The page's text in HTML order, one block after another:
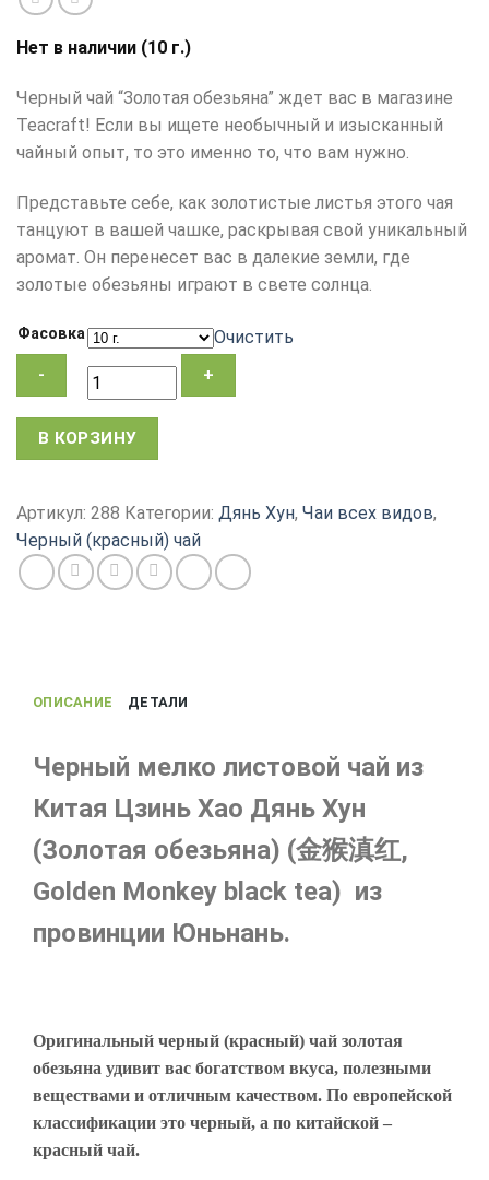
Нет в наличии (10 г.)
Черный чай “Золотая обезьяна” ждет вас в магазине
Teacraft! Если вы ищете необычный и изысканный
чайный опыт, то это именно то, что вам нужно.
Представьте себе, как золотистые листья этого чая
танцуют в вашей чашке, раскрывая свой уникальный
аромат. Он перенесет вас в далекие земли, где
золотые обезьяны играют в свете солнца.
Фасовка Очистить
Количество
Золотая
обезьяна,
мелко
листовой
Хао
В КОРЗИНУ
Артикул: 288 Категории: Дянь Хун, Чаи всех видов,
Черный (красный) чай
ОПИСАНИЕ ДЕТАЛИ
Черный мелко листовой чай из
Китая Цзинь Хао Дянь Хун
(Золотая обезьяна) (金猴滇红,
Golden Monkey black tea) из
провинции Юньнань.
Оригинальный черный (красный) чай золотая
обезьяна удивит вас богатством вкуса, полезными
веществами и отличным качеством. По европейской
классификации это черный, а по китайской –
красный чай.